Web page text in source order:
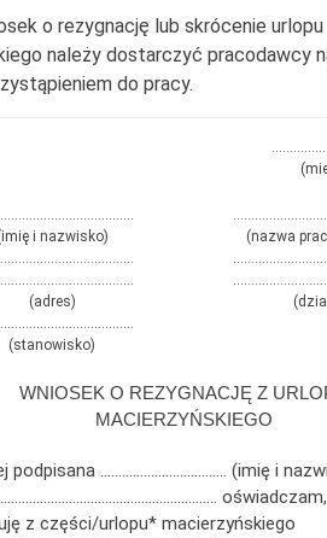
o rezygnację lub skrócenie urlopu
należy dostarczyć pracodawcy
do pracy.
i nazwisko)
(adres)
(stanowisko)
(nazwa
WNIOSEK O REZYGNACJĘ Z
MACIERZYŃSKIEGO
podpisana …………………………….. (imię i
……………………………………………………
z części/urlopu* macierzyńskiego